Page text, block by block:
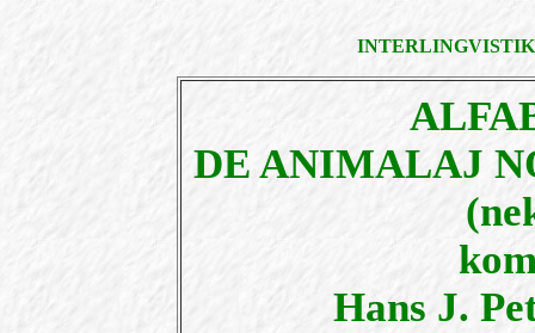
DE ANIMALAJ
Hans J.